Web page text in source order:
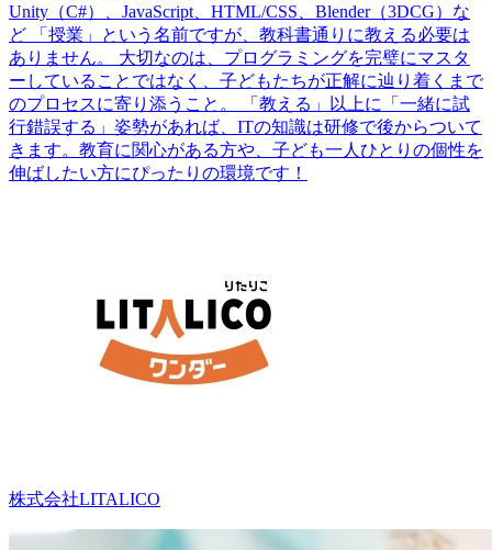
Unity（C#）、JavaScript、HTML/CSS、Blender（3DCG）な
ど 「授業」という名前ですが、教科書通りに教える必要は
ありません。 大切なのは、プログラミングを完璧にマスタ
ーしていることではなく、子どもたちが正解に辿り着くまで
のプロセスに寄り添うこと。 「教える」以上に「一緒に試
行錯誤する」姿勢があれば、ITの知識は研修で後からついて
きます。教育に関心がある方や、子ども一人ひとりの個性を
伸ばしたい方にぴったりの環境です！
株式会社LITALICO